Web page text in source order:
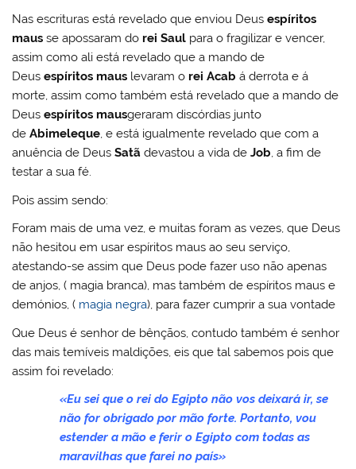
Nas escrituras está revelado que enviou Deusespíritos
maus se apossaram do rei Saul para o fragilizar e vencer,
assim como ali está revelado que a mando de
Deusespíritos maus levaram o rei Acab á derrota e á
morte, assim como também está revelado que a mando de
Deusespíritos mausgeraram discórdias junto
deAbimeleque, e está igualmente revelado que com a
anuência de DeusSatã devastou a vida deJob, a fim de
testar a sua fé.
Pois assim sendo:
Foram mais de uma vez, e muitas foram as vezes, que Deus
não hesitou em usar espíritos maus ao seu serviço,
atestando-se assim que Deus pode fazer uso não apenas
de anjos, ( magia branca), mas também de espíritos maus e
demónios, ( magia negra), para fazer cumprir a sua vontade
Que Deus é senhor de bênçãos, contudo também é senhor
das mais temíveis maldições, eis que tal sabemos pois que
assim foi revelado:
«Eu sei que o rei do Egipto não vos deixará ir, se
não for obrigado por mão forte. Portanto, vou
estender a mão e ferir o Egipto com todas as
maravilhas que farei no país»